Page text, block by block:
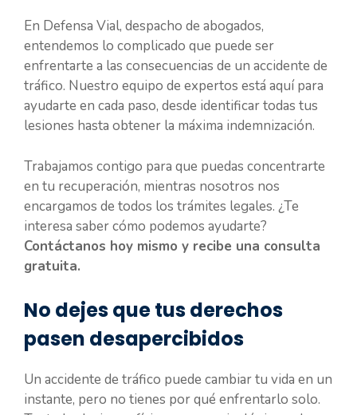
En Defensa Vial, despacho de abogados,
entendemos lo complicado que puede ser
enfrentarte a las consecuencias de un accidente de
tráfico. Nuestro equipo de expertos está aquí para
ayudarte en cada paso, desde identificar todas tus
lesiones hasta obtener la máxima indemnización.
Trabajamos contigo para que puedas concentrarte
en tu recuperación, mientras nosotros nos
encargamos de todos los trámites legales. ¿Te
interesa saber cómo podemos ayudarte?
Contáctanos hoy mismo y recibe una consulta
gratuita.
No dejes que tus derechos
pasen desapercibidos
Un accidente de tráfico puede cambiar tu vida en un
instante, pero no tienes por qué enfrentarlo solo.